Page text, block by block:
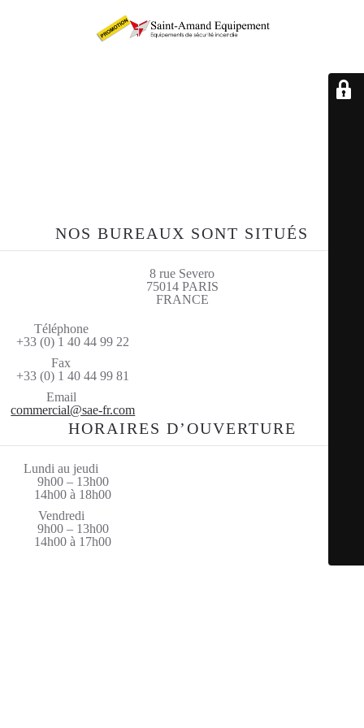
NOS BUREAUX SONT SITUÉS
8 rue Severo
75014 PARIS
FRANCE
Téléphone
+33 (0) 1 40 44 99 22
Fax
+33 (0) 1 40 44 99 81
Email
commercial@sae-fr.com
HORAIRES D’OUVERTURE
Lundi au jeudi
9h00 – 13h00
14h00 à 18h00
Vendredi
9h00 – 13h00
14h00 à 17h00